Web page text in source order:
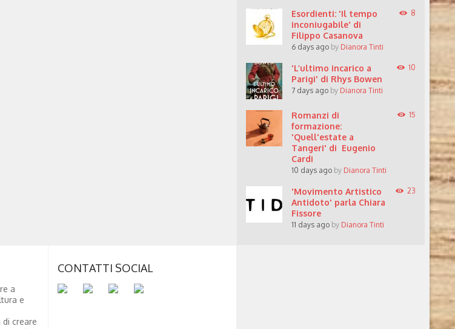
Esordienti: 'Il tempo
inconiugabile' di
Filippo Casanova
6 days ago by Dianora Tinti
8
'L’ultimo incarico a
Parigi' di Rhys Bowen
7 days ago by Dianora Tinti
10
Romanzi di
formazione:
'Quell'estate a
Tangeri' di Eugenio
Cardi
10 days ago by Dianora Tinti
15
'Movimento Artistico
Antidoto' parla Chiara
Fissore
11 days ago by Dianora Tinti
23
a
e
creare
CONTATTI SOCIAL